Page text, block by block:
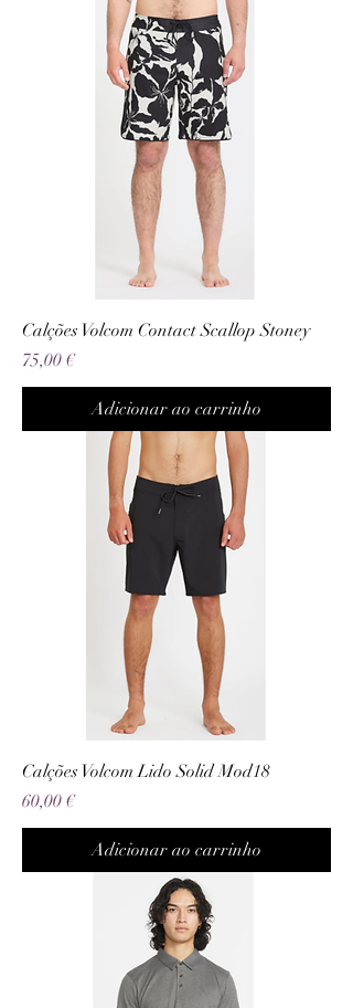
Calções Volcom Contact Scallop Stoney
Preço
75,00 €
Adicionar ao carrinho
Calções Volcom Lido Solid Mod18
Preço
60,00 €
Adicionar ao carrinho